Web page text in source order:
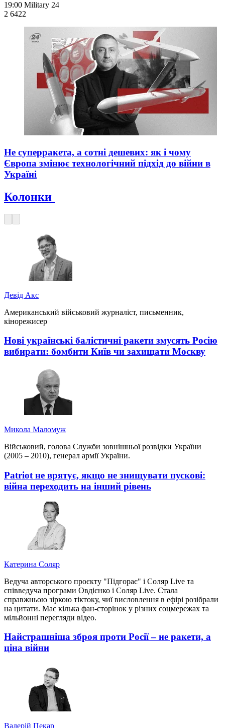
19:00 Military 24
2 6422
Не суперракета, а сотні дешевих: як і чому
Європа змінює технологічний підхід до війни в
Україні
Колонки
Девід Акс
Американський військовий журналіст, письменник,
кінорежисер
Нові українські балістичні ракети змусять Росію
вибирати: бомбити Київ чи захищати Москву
Микола Маломуж
Військовий, голова Служби зовнішньої розвідки України
(2005 – 2010), генерал армії України.
Patriot не врятує, якщо не знищувати пускові:
війна переходить на інший рівень
Катерина Соляр
Ведуча авторського проєкту "Підгорає" і Соляр Live та
співведуча програми Овдієнко і Соляр Live. Стала
справжньою зіркою тіктоку, чиї висловлення в ефірі розібрали
на цитати. Має кілька фан-сторінок у різних соцмережах та
мільйонні перегляди відео.
Найстрашніша зброя проти Росії – не ракети, а
ціна війни
Валерій Пекар